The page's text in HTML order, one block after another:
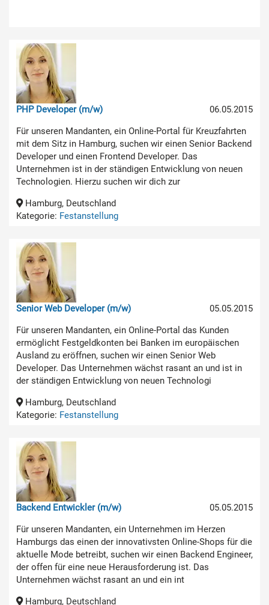
06.05.2015
PHP Developer (m/w)
Für unseren Mandanten, ein Online-Portal für Kreuzfahrten
mit dem Sitz in Hamburg, suchen wir einen Senior Backend
Developer und einen Frontend Developer. Das
Unternehmen ist in der ständigen Entwicklung von neuen
Technologien. Hierzu suchen wir dich zur
Hamburg, Deutschland
Kategorie: Festanstellung
05.05.2015
Senior Web Developer (m/w)
Für unseren Mandanten, ein Online-Portal das Kunden
ermöglicht Festgeldkonten bei Banken im europäischen
Ausland zu eröffnen, suchen wir einen Senior Web
Developer. Das Unternehmen wächst rasant an und ist in
der ständigen Entwicklung von neuen Technologi
Hamburg, Deutschland
Kategorie: Festanstellung
05.05.2015
Backend Entwickler (m/w)
Für unseren Mandanten, ein Unternehmen im Herzen
Hamburgs das einen der innovativsten Online-Shops für die
aktuelle Mode betreibt, suchen wir einen Backend Engineer,
der offen für eine neue Herausforderung ist. Das
Unternehmen wächst rasant an und ein int
Hamburg, Deutschland